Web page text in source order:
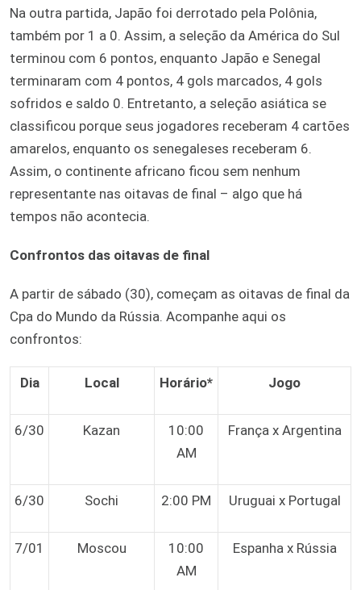
Na outra partida, Japão foi derrotado pela Polônia,
também por 1 a 0. Assim, a seleção da América do Sul
terminou com 6 pontos, enquanto Japão e Senegal
terminaram com 4 pontos, 4 gols marcados, 4 gols
sofridos e saldo 0. Entretanto, a seleção asiática se
classificou porque seus jogadores receberam 4 cartões
amarelos, enquanto os senegaleses receberam 6.
Assim, o continente africano ficou sem nenhum
representante nas oitavas de final – algo que há
tempos não acontecia.
Confrontos das oitavas de final
A partir de sábado (30), começam as oitavas de final da
Cpa do Mundo da Rússia. Acompanhe aqui os
confrontos:
Dia Local Horário* Jogo
6/30 Kazan
10:00
AM
França x Argentina
6/30 Sochi 2:00 PM Uruguai x Portugal
7/01 Moscou
10:00
AM
Espanha x Rússia